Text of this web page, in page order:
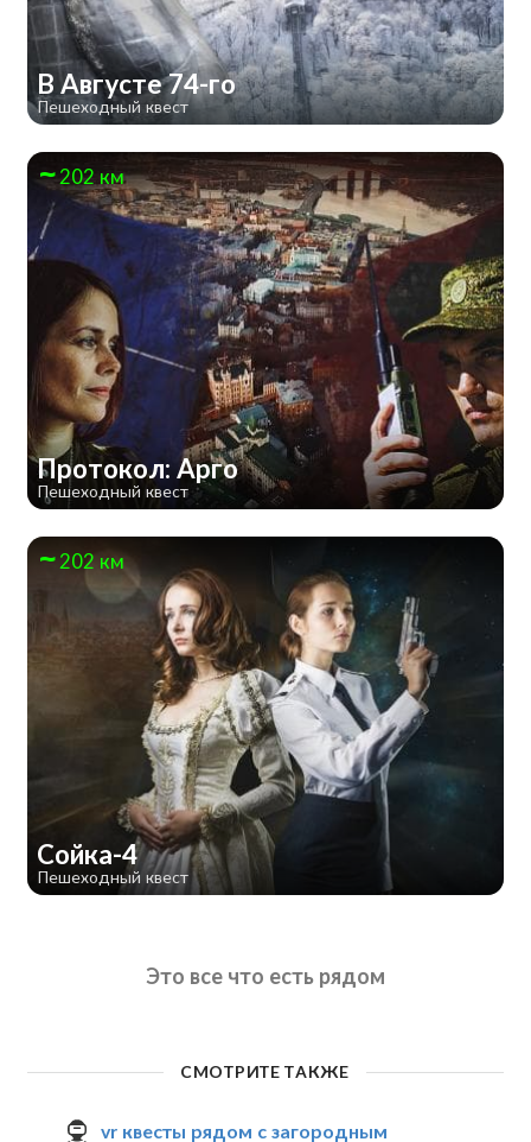
В Августе 74-го
Пешеходный квест
202 км
Протокол: Арго
Пешеходный квест
202 км
Сойка-4
Пешеходный квест
Это все что есть рядом
СМОТРИТЕ ТАКЖЕ
vr квесты рядом с загородным